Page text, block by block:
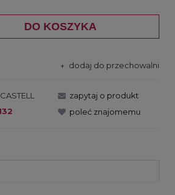
DO KOSZYKA
dodaj do przechowalni
zapytaj o produkt
poleć znajomemu